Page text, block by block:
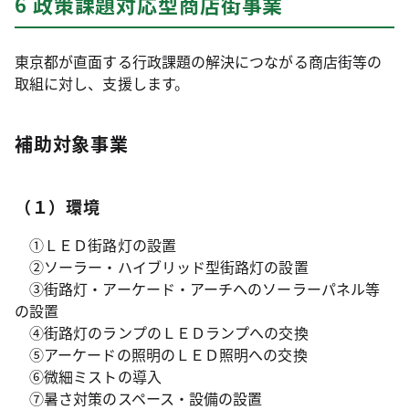
東京都が直面する行政課題の解決につながる商店街等の
取組に対し、支援します。
補助対象事業
（１）環境
①ＬＥＤ街路灯の設置
②ソーラー・ハイブリッド型街路灯の設置
③街路灯・アーケード・アーチへのソーラーパネル等
の設置
④街路灯のランプのＬＥＤランプへの交換
⑤アーケードの照明のＬＥＤ照明への交換
⑥微細ミストの導入
⑦暑さ対策のスペース・設備の設置